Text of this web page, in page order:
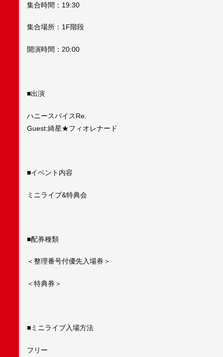
集合時間：19:30
集合場所：1F階段
開演時間：20:00
■出演
ハニースパイスRe.
Guest:綺星★フィオレナード
■イベント内容
ミニライブ&特典会
■配券種類
＜整理番号付優先入場券＞
＜特典券＞
■ミニライブ入場方法
フリー